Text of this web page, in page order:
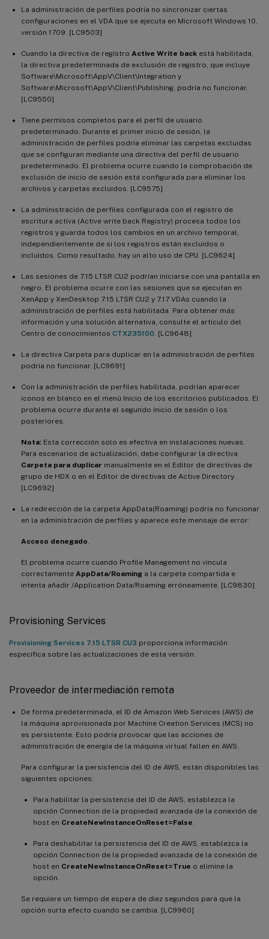
La administración de perfiles podría no sincronizar ciertas
configuraciones en el VDA que se ejecuta en Microsoft Windows 10,
versión 1709. [LC9503]
Cuando la directiva de registro Active Write back está habilitada,
la directiva predeterminada de exclusión de registro, que incluye
Software\Microsoft\AppV\Client\Integration y
Software\Microsoft\AppV\Client\Publishing, podría no funcionar.
[LC9550]
Tiene permisos completos para el perfil de usuario
predeterminado. Durante el primer inicio de sesión, la
administración de perfiles podría eliminar las carpetas excluidas
que se configuran mediante una directiva del perfil de usuario
predeterminado. El problema ocurre cuando la comprobación de
exclusión de inicio de sesión está configurada para eliminar los
archivos y carpetas excluidos. [LC9575]
La administración de perfiles configurada con el registro de
escritura activa (Active write back Registry) procesa todos los
registros y guarda todos los cambios en un archivo temporal,
independientemente de si los registros están excluidos o
incluidos. Como resultado, hay un alto uso de CPU. [LC9624]
Las sesiones de 7.15 LTSR CU2 podrían iniciarse con una pantalla en
negro. El problema ocurre con las sesiones que se ejecutan en
XenApp y XenDesktop 7.15 LTSR CU2 y 7.17 VDAs cuando la
administración de perfiles está habilitada. Para obtener más
información y una solución alternativa, consulte el artículo del
Centro de conocimientos CTX235100 . [LC9648]
La directiva Carpeta para duplicar en la administración de perfiles
podría no funcionar. [LC9691]
Con la administración de perfiles habilitada, podrían aparecer
iconos en blanco en el menú Inicio de los escritorios publicados. El
problema ocurre durante el segundo inicio de sesión o los
posteriores.
Nota: Esta corrección solo es efectiva en instalaciones nuevas.
Para escenarios de actualización, debe configurar la directiva
Carpeta para duplicar manualmente en el Editor de directivas de
grupo de HDX o en el Editor de directivas de Active Directory.
[LC9692]
La redirección de la carpeta AppData(Roaming) podría no funcionar
en la administración de perfiles y aparece este mensaje de error:
Acceso denegado
El problema ocurre cuando Profile Management no vincula
correctamente AppData/Roaming a la carpeta compartida e
intenta añadir /Application Data/Roaming erróneamente. [LC9830]
Provisioning Services
Provisioning Services 7.15 LTSR CU3 proporciona información
específica sobre las actualizaciones de esta versión.
Proveedor de intermediación remota
De forma predeterminada, el ID de Amazon Web Services (AWS) de
la máquina aprovisionada por Machine Creation Services (MCS) no
es persistente. Esto podría provocar que las acciones de
administración de energía de la máquina virtual fallen en AWS.
Para configurar la persistencia del ID de AWS, están disponibles las
siguientes opciones:
Para habilitar la persistencia del ID de AWS, establezca la
opción Connection de la propiedad avanzada de la conexión de
host en CreateNewInstanceOnReset=False
Para deshabilitar la persistencia del ID de AWS, establezca la
opción Connection de la propiedad avanzada de la conexión de
host en CreateNewInstanceOnReset=True o elimine la
opción.
Se requiere un tiempo de espera de diez segundos para que la
opción surta efecto cuando se cambia. [LC9960]